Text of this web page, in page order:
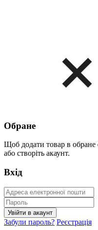
Обране
Щоб додати товар в обране
або створіть акаунт.
Вхід
Забули пароль? Реєстрація